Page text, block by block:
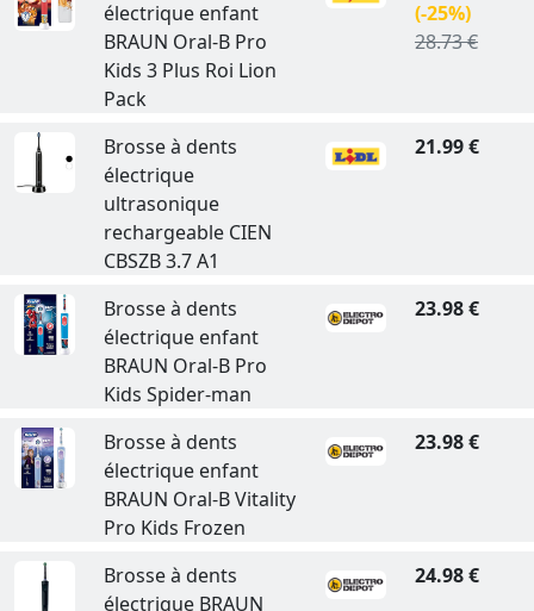
électrique enfant
BRAUN Oral-B Pro
Kids 3 Plus Roi Lion
Pack
(-25%)
28.73 €
Brosse à dents
électrique
ultrasonique
rechargeable CIEN
CBSZB 3.7 A1
21.99 €
Brosse à dents
électrique enfant
BRAUN Oral-B Pro
Kids Spider-man
23.98 €
Brosse à dents
électrique enfant
BRAUN Oral-B Vitality
Pro Kids Frozen
23.98 €
Brosse à dents
électrique BRAUN
24.98 €